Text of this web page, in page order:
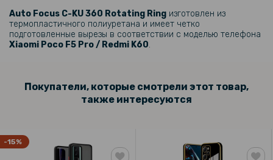
Poco F5 Pro на заднюю панель, Transparent
135 грн
Xiaomi Poco F5 Pro, Black
Auto Focus C-KU 360 Rotating Ring изготовлен из
термопластичного полиуретана и имеет четко
подготовленные вырезы в соответствии с моделью телефона
Xiaomi Poco F5 Pro / Redmi K60.
Покупатели, которые смотрели этот товар,
также интересуются
-15%